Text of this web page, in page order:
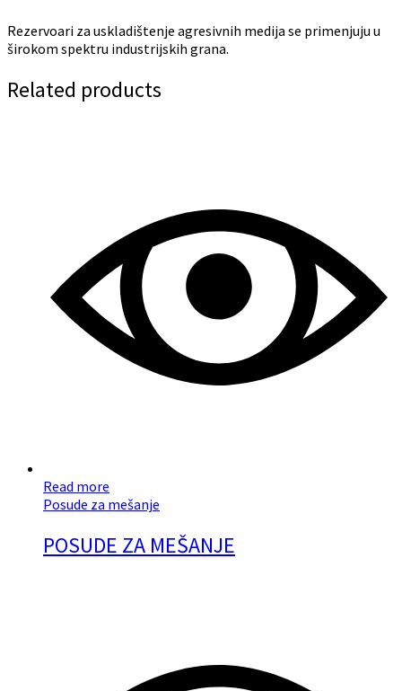
Rezervoari za uskladištenje agresivnih medija se primenjuju u
širokom spektru industrijskih grana.
Related products
Read more
Posude za mešanje
POSUDE ZA MEŠANJE